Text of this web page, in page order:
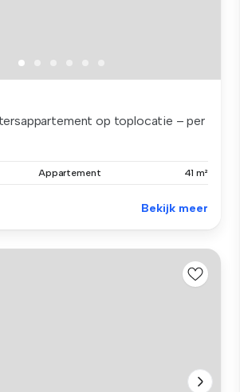
op toplocatie – per
Appartement 41 m²
Bekijk meer